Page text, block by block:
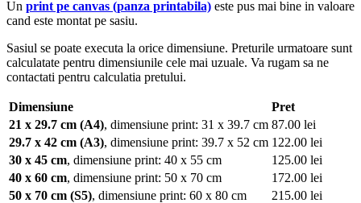
Un print pe canvas (panza printabila) este pus mai bine in valoare
cand este montat pe sasiu.
Sasiul se poate executa la orice dimensiune. Preturile urmatoare sunt
calculatate pentru dimensiunile cele mai uzuale. Va rugam sa ne
contactati pentru calculatia pretului.
Dimensiune
Pret
21 x 29.7 cm (A4), dimensiune print: 31 x 39.7 cm 87.00 lei
29.7 x 42 cm (A3), dimensiune print: 39.7 x 52 cm 122.00 lei
30 x 45 cm, dimensiune print: 40 x 55 cm
125.00 lei
40 x 60 cm, dimensiune print: 50 x 70 cm
172.00 lei
50 x 70 cm (S5), dimensiune print: 60 x 80 cm
215.00 lei